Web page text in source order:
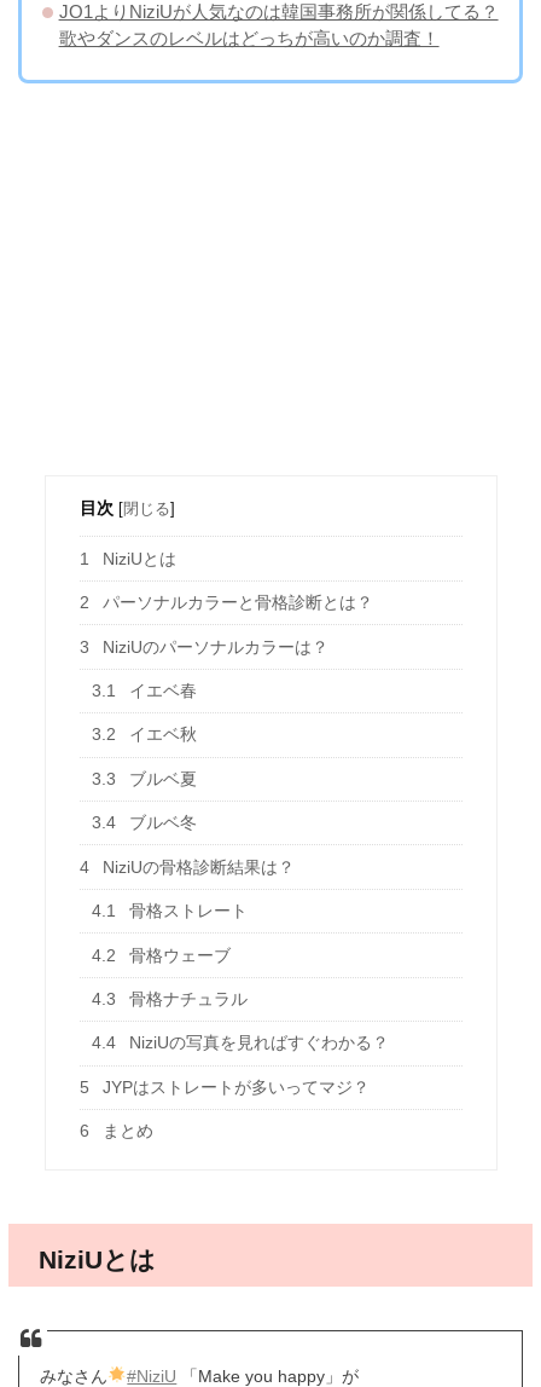
JO1よりNiziUが人気なのは韓国事務所が関係してる？
歌やダンスのレベルはどっちが高いのか調査！
目次 [閉じる]
1 NiziUとは
2 パーソナルカラーと骨格診断とは？
3 NiziUのパーソナルカラーは？
3.1 イエベ春
3.2 イエベ秋
3.3 ブルベ夏
3.4 ブルベ冬
4 NiziUの骨格診断結果は？
4.1 骨格ストレート
4.2 骨格ウェーブ
4.3 骨格ナチュラル
4.4 NiziUの写真を見ればすぐわかる？
5 JYPはストレートが多いってマジ？
6 まとめ
NiziUとは
みなさん #NiziU 「Make you happy」が